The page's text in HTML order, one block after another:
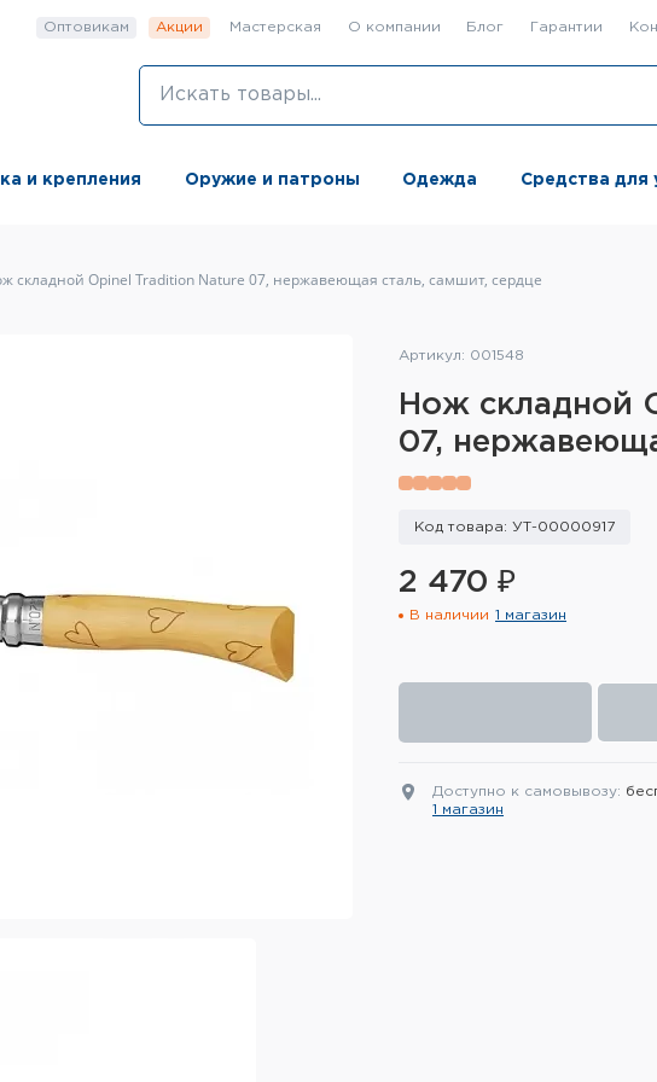
Оптовикам Акции Мастерская О компании Блог Гарантии
и крепления Оружие и патроны Одежда Средства для
складной Opinel Tradition Nature 07, нержавеющая сталь, самшит, сердце
Артикул: 001548
Нож складной
07,
Код товара: УТ-00000917
2 470 ₽
В наличии 1 магазин
Доступно к самовывозу:
1 магазин